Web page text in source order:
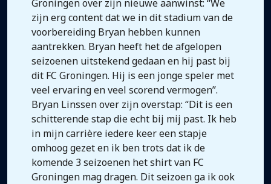
Groningen over zijn nieuwe aanwinst: “We
zijn erg content dat we in dit stadium van de
voorbereiding Bryan hebben kunnen
aantrekken. Bryan heeft het de afgelopen
seizoenen uitstekend gedaan en hij past bij
dit FC Groningen. Hij is een jonge speler met
veel ervaring en veel scorend vermogen”.
Bryan Linssen over zijn overstap: “Dit is een
schitterende stap die echt bij mij past. Ik heb
in mijn carrière iedere keer een stapje
omhoog gezet en ik ben trots dat ik de
komende 3 seizoenen het shirt van FC
Groningen mag dragen. Dit seizoen ga ik ook